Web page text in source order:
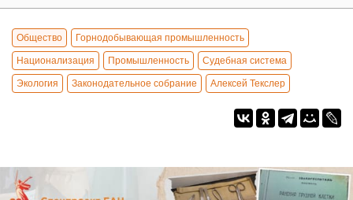
Общество Горнодобывающая промышленность
Национализация Промышленность Судебная система
Экология Законодательное собрание Алексей Текслер